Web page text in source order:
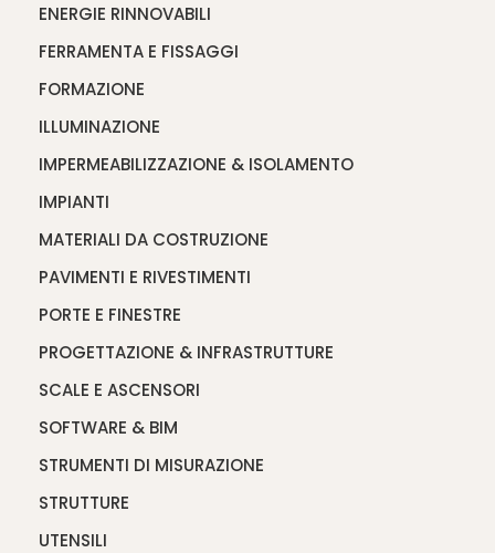
ENERGIE RINNOVABILI
FERRAMENTA E FISSAGGI
FORMAZIONE
ILLUMINAZIONE
IMPERMEABILIZZAZIONE & ISOLAMENTO
IMPIANTI
MATERIALI DA COSTRUZIONE
PAVIMENTI E RIVESTIMENTI
PORTE E FINESTRE
PROGETTAZIONE & INFRASTRUTTURE
SCALE E ASCENSORI
SOFTWARE & BIM
STRUMENTI DI MISURAZIONE
STRUTTURE
UTENSILI